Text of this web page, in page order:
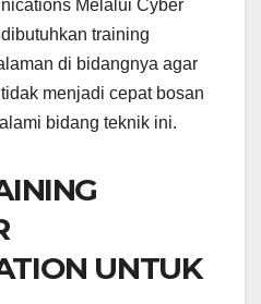
Melalui Cyber
training
di bidangnya agar
menjadi cepat bosan
bidang teknik ini.
UNTUK